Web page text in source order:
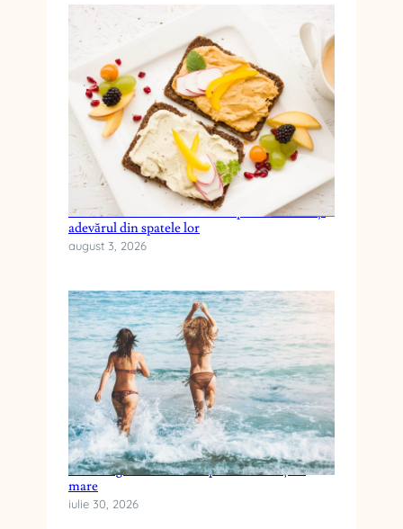
Cele mai frecvente mituri despre dieta keto și
adevărul din spatele lor
august 3, 2026
Cum alegi crema cu SPF pentru vacanța la
mare
iulie 30, 2026